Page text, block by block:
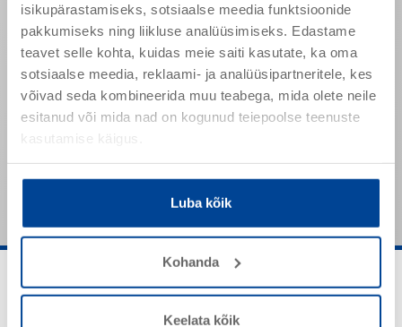
isikupärastamiseks, sotsiaalse meedia funktsioonide
pakkumiseks ning liikluse analüüsimiseks. Edastame
teavet selle kohta, kuidas meie saiti kasutate, ka oma
sotsiaalse meedia, reklaami- ja analüüsipartneritele, kes
võivad seda kombineerida muu teabega, mida olete neile
esitanud või mida nad on kogunud teiepoolse teenuste
kasutamise käigus.
Luba kõik
Kohanda
Keelata kõik
Veeauru läbilaskvus > 95%
Veeauru läbilaskvus
(DIN EN ISO 7783-2)
s
d
≤ 0.04 m
(DIN EN 1062-3)
w ≤ 0.20 kg/(m² ∙
h0.5 )